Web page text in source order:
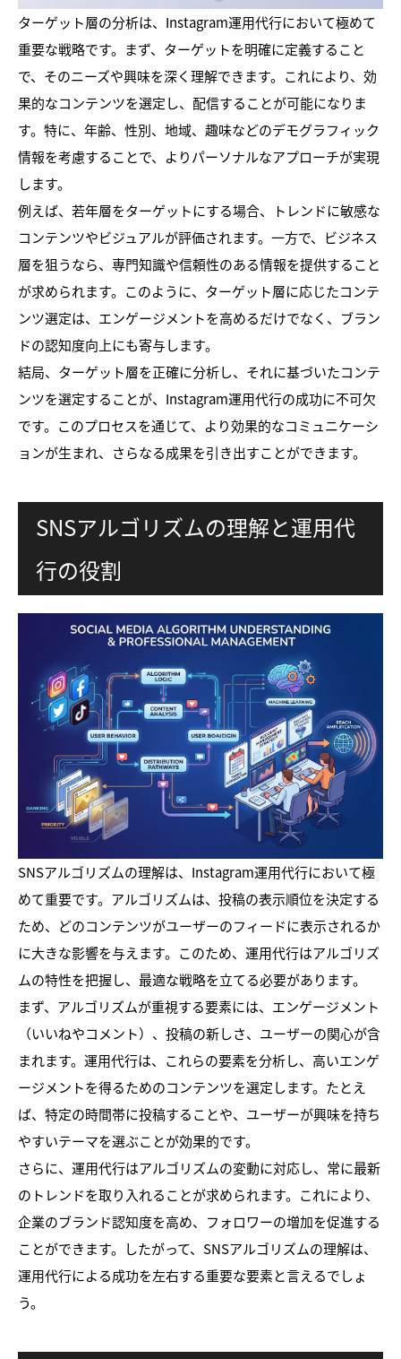
ターゲット層の分析は、Instagram運用代行において極めて
重要な戦略です。まず、ターゲットを明確に定義すること
で、そのニーズや興味を深く理解できます。これにより、効
果的なコンテンツを選定し、配信することが可能になりま
す。特に、年齢、性別、地域、趣味などのデモグラフィック
情報を考慮することで、よりパーソナルなアプローチが実現
します。
例えば、若年層をターゲットにする場合、トレンドに敏感な
コンテンツやビジュアルが評価されます。一方で、ビジネス
層を狙うなら、専門知識や信頼性のある情報を提供すること
が求められます。このように、ターゲット層に応じたコンテ
ンツ選定は、エンゲージメントを高めるだけでなく、ブラン
ドの認知度向上にも寄与します。
結局、ターゲット層を正確に分析し、それに基づいたコンテ
ンツを選定することが、Instagram運用代行の成功に不可欠
です。このプロセスを通じて、より効果的なコミュニケーシ
ョンが生まれ、さらなる成果を引き出すことができます。
SNSアルゴリズムの理解と運用代
行の役割
SNSアルゴリズムの理解は、Instagram運用代行において極
めて重要です。アルゴリズムは、投稿の表示順位を決定する
ため、どのコンテンツがユーザーのフィードに表示されるか
に大きな影響を与えます。このため、運用代行はアルゴリズ
ムの特性を把握し、最適な戦略を立てる必要があります。
まず、アルゴリズムが重視する要素には、エンゲージメント
（いいねやコメント）、投稿の新しさ、ユーザーの関心が含
まれます。運用代行は、これらの要素を分析し、高いエンゲ
ージメントを得るためのコンテンツを選定します。たとえ
ば、特定の時間帯に投稿することや、ユーザーが興味を持ち
やすいテーマを選ぶことが効果的です。
さらに、運用代行はアルゴリズムの変動に対応し、常に最新
のトレンドを取り入れることが求められます。これにより、
企業のブランド認知度を高め、フォロワーの増加を促進する
ことができます。したがって、SNSアルゴリズムの理解は、
運用代行による成功を左右する重要な要素と言えるでしょ
う。